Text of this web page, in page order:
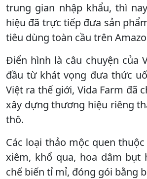
trung gian nhập khẩu, thì
hiệu đã trực tiếp đưa sản
tiêu dùng toàn cầu trên
Điển hình là câu chuyện của
đầu từ khát vọng đưa thức
Việt ra thế giới, Vida Farm đã
xây dựng thương hiệu riêng
thô.
Các loại thảo mộc quen
xiêm, khổ qua, hoa dâm bụt
chế biến tỉ mỉ, đóng gói bằng